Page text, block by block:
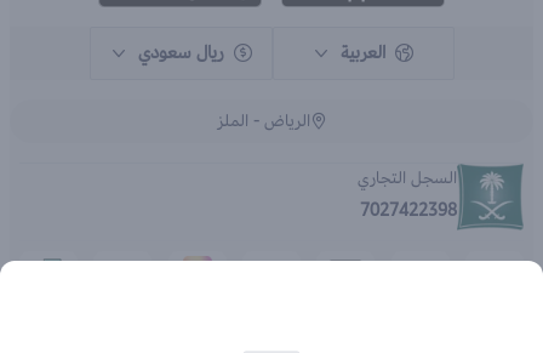
العربية ريال سعودي
الرياض - الملز
السجل التجاري
7027422398